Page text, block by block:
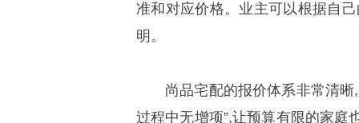
准和对应价格。业主可以根据自
明。
尚品宅配的报价体系非常清
过程中无增项”,让预算有限的家庭